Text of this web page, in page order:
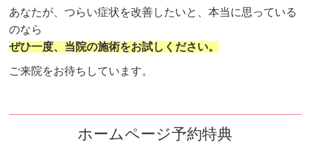
あなたが、つらい症状を改善したいと、本当に思っている
のなら
ぜひ一度、当院の施術をお試しください。
ご来院をお待ちしています。
ホームページ予約特典